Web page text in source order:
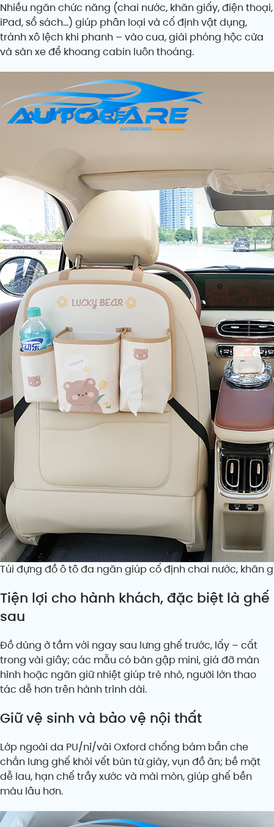
Nhiều ngăn chức năng (chai nước, khăn giấy, điện thoại,
iPad, sổ sách…) giúp phân loại và cố định vật dụng,
tránh xô lệch khi phanh – vào cua, giải phóng hộc cửa
và sàn xe để khoang cabin luôn thoáng.
Túi đựng đồ ô tô đa ngăn giúp cố định chai nước, khăn
Tiện lợi cho hành khách, đặc biệt là ghế
sau
Đồ dùng ở tầm với ngay sau lưng ghế trước, lấy – cất
trong vài giây; các mẫu có bàn gập mini, giá đỡ màn
hình hoặc ngăn giữ nhiệt giúp trẻ nhỏ, người lớn thao
tác dễ hơn trên hành trình dài.
Giữ vệ sinh và bảo vệ nội thất
Lớp ngoài da PU/nỉ/vải Oxford chống bám bẩn che
chắn lưng ghế khỏi vết bùn từ giày, vụn đồ ăn; bề mặt
dễ lau, hạn chế trầy xước và mài mòn, giúp ghế bền
màu lâu hơn.